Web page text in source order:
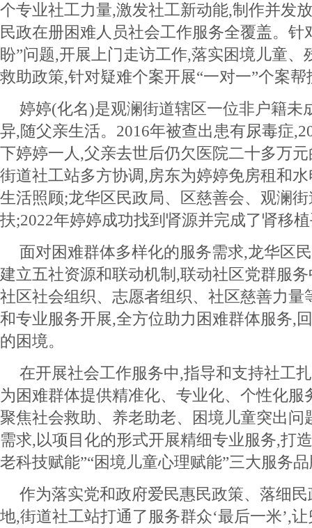
个专业社工力量,激发社工新动能,制作并发
民政在册困难人员社会工作服务全覆盖。针
盼”问题,开展上门走访工作,落实困境儿童、
救助政策,针对疑难个案开展“一对一”个案
婷婷(化名)是观澜街道辖区一位非户籍未
异,随父亲生活。2016年被查出患有尿毒症
下婷婷一人,父亲去世后仍欠医院二十多万
街道社工站多方协调,房东为婷婷免房租和
生活照顾;龙华区民政局、区慈善会、观澜
扶;2022年婷婷成功找到肾源并完成了肾移
面对困难群体多样化的服务需求,龙华区
建立五社资源和联动机制,联动社区党群服
社区社会组织、志愿者组织、社区慈善力量
和专业服务开展,全方位助力困难群体服务,
的困境。
在开展社会工作服务中,指导和支持社工
为困难群体提供精准化、专业化、个性化服
聚焦社会救助、养老助老、困境儿童突出问
需求,以项目化的形式开展精细专业服务,打
老科技赋能”“困境儿童心理赋能”三大服务
作为落实党和政府爱民惠民政策、落细
地,街道社工站打通了服务群众‘最后一米’,